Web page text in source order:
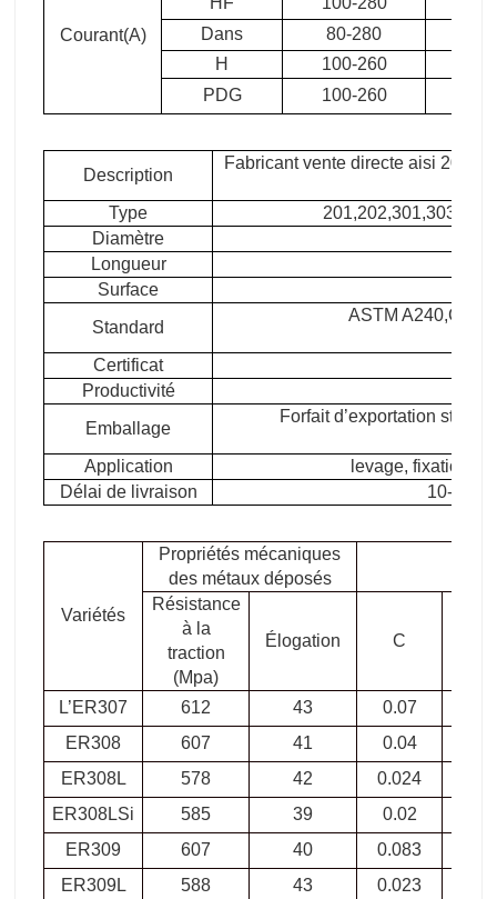
Courant(A)
Dans
80-280
H
100-260
PDG
100-260
Description
Fabricant vente directe aisi 201
Type
Diamètre
Longueur
Surface
Standard
ASTM A240,GB/
Certificat
Productivité
Emballage
Forfait d’exportation
Application
levage, fixation,
Délai de livraison
10-15
Variétés
Propriétés mécaniques
des métaux déposés
Résistance
à la
traction
(Mpa)
Élogation C
L’ER307 612 43 0.07
ER308
607 41 0.04
ER308L
578 42 0.024
ER308LSi
585 39 0.02
ER309
607 40 0.083
ER309L
588 43 0.023